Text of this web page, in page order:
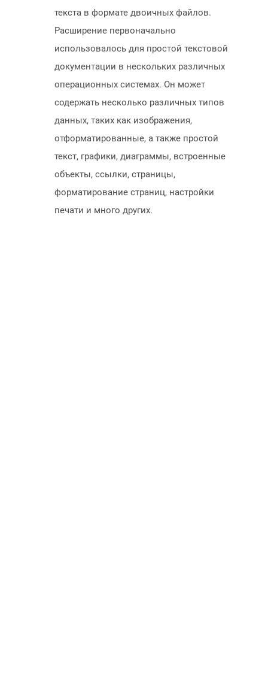
текста в формате двоичных файлов.
Расширение первоначально
использовалось для простой текстовой
документации в нескольких различных
операционных системах. Он может
содержать несколько различных типов
данных, таких как изображения,
отформатированные, а также простой
текст, графики, диаграммы, встроенные
объекты, ссылки, страницы,
форматирование страниц, настройки
печати и много других.